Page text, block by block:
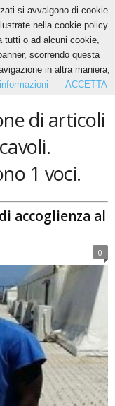
di articoli
1 voci.
accoglienza al
0
si avvalgono di cookie
nella cookie policy.
tutti o ad alcuni cookie,
scorrendo questa
in altra maniera,
ACCETTA